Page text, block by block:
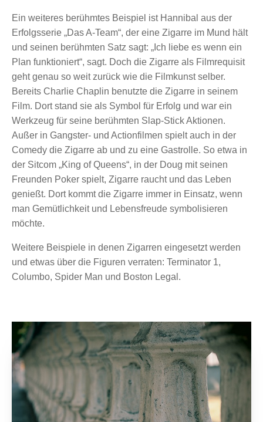
Ein weiteres berühmtes Beispiel ist Hannibal aus der
Erfolgsserie „Das A-Team“, der eine Zigarre im Mund hält
und seinen berühmten Satz sagt: „Ich liebe es wenn ein
Plan funktioniert“, sagt. Doch die Zigarre als Filmrequisit
geht genau so weit zurück wie die Filmkunst selber.
Bereits Charlie Chaplin benutzte die Zigarre in seinem
Film. Dort stand sie als Symbol für Erfolg und war ein
Werkzeug für seine berühmten Slap-Stick Aktionen.
Außer in Gangster- und Actionfilmen spielt auch in der
Comedy die Zigarre ab und zu eine Gastrolle. So etwa in
der Sitcom „King of Queens“, in der Doug mit seinen
Freunden Poker spielt, Zigarre raucht und das Leben
genießt. Dort kommt die Zigarre immer in Einsatz, wenn
man Gemütlichkeit und Lebensfreude symbolisieren
möchte.
Weitere Beispiele in denen Zigarren eingesetzt werden
und etwas über die Figuren verraten: Terminator 1,
Columbo, Spider Man und Boston Legal.